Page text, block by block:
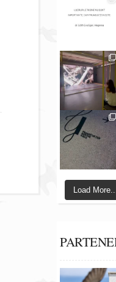
Load More...